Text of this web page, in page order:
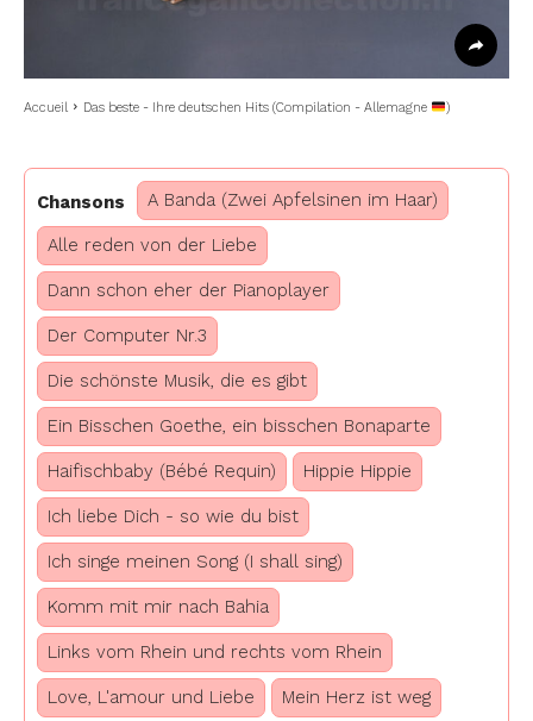
Accueil Das beste - Ihre deutschen Hits (Compilation - Allemagne )
Chansons A Banda (Zwei Apfelsinen im Haar)
Alle reden von der Liebe
Dann schon eher der Pianoplayer
Der Computer Nr.3
Die schönste Musik, die es gibt
Ein Bisschen Goethe, ein bisschen Bonaparte
Haifischbaby (Bébé Requin) Hippie Hippie
Ich liebe Dich - so wie du bist
Ich singe meinen Song (I shall sing)
Komm mit mir nach Bahia
Links vom Rhein und rechts vom Rhein
Love, L'amour und Liebe Mein Herz ist weg